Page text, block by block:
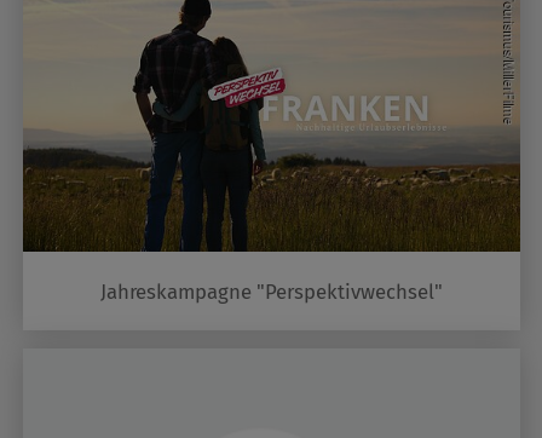
Jahreskampagne "Perspektivwechsel"